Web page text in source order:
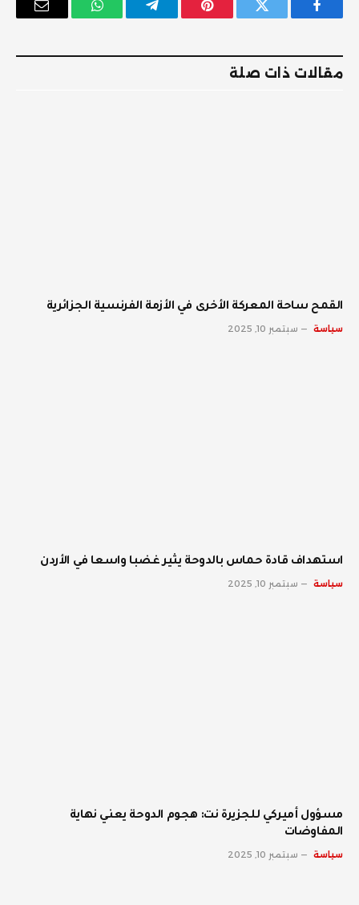
فيسبوك تويتر بينتيريستتيلقرام واتساب
البريد
مقالات ذات صلة
القمح ساحة المعركة الأخرى في الأزمة الفرنسية الجزائرية
سياسة سبتمبر 10, 2025
استهداف قادة حماس بالدوحة يثير غضبا واسعا في الأردن
سياسة سبتمبر 10, 2025
مسؤول أميركي للجزيرة نت: هجوم الدوحة يعني نهاية
المفاوضات
سياسة سبتمبر 10, 2025